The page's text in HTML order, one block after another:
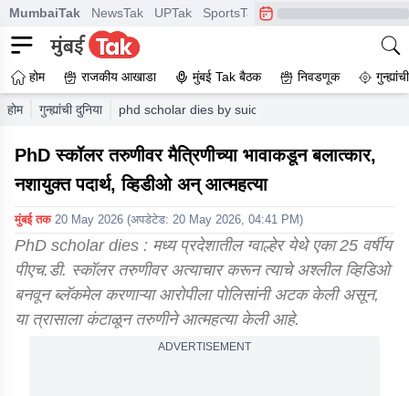
MumbaiTak NewsTak UPTak SportsTak CrimeTak
होम राजकीय आखाडा मुंबई Tak बैठक निवडणूक
होम गुन्ह्यांची दुनिया phd scholar dies by suicide after rape and
PhD स्कॉलर तरुणीवर मैत्रिणीच्या भावाकडून बलात्कार,
नशायुक्त पदार्थ, व्हिडीओ अन् आत्महत्या
मुंबई तक 20 May 2026 (अपडेटेड: 20 May 2026, 04:41 PM)
PhD scholar dies : मध्य प्रदेशातील ग्वाल्हेर येथे एका 25 वर्षीय
पीएच.डी. स्कॉलर तरुणीवर अत्याचार करून त्याचे अश्लील व्हिडिओ
बनवून ब्लॅकमेल करणाऱ्या आरोपीला पोलिसांनी अटक केली असून,
या त्रासाला कंटाळून तरुणीने आत्महत्या केली आहे.
ADVERTISEMENT